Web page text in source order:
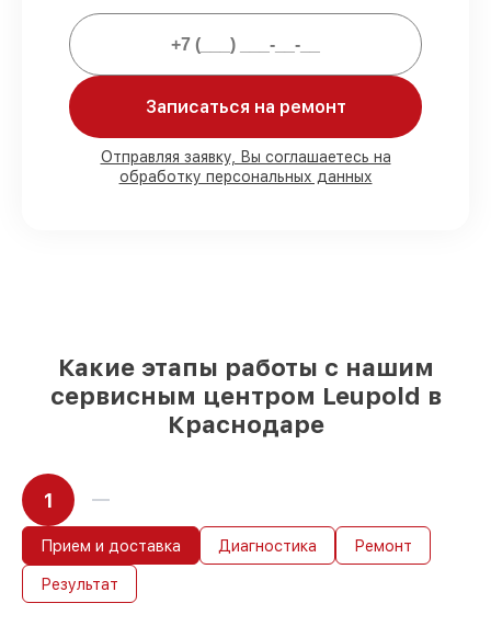
Мы гарантируем:
присутствии
90%
деталей Leupold готовы к установке
в Краснодаре, остальные поступают
оперативно
Записаться на ремонт
Отправляя заявку, Вы соглашаетесь на
обработку персональных данных
Какие этапы работы с нашим
сервисным центром Leupold в
Краснодаре
1
Прием и доставка Диагностика Ремонт
Результат